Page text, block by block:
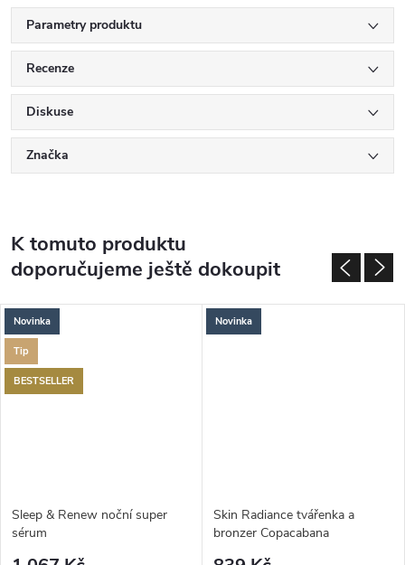
Parametry produktu
Recenze
Diskuse
Značka
K tomuto produktu
doporučujeme ještě dokoupit
Novinka
Tip
BESTSELLER
Sleep & Renew noční super
sérum
Novinka
Skin Radiance tvářenka a
bronzer Copacabana